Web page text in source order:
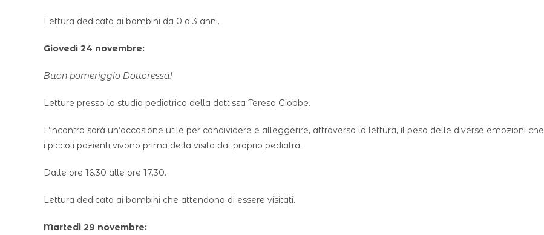
Lettura dedicata ai bambini da 0 a 3 anni.
Giovedì 24 novembre:
Buon pomeriggio Dottoressa!
Letture presso lo studio pediatrico della dott.ssa Teresa Giobbe.
L’incontro sarà un’occasione utile per condividere e alleggerire, attraverso la lettura, il peso delle diverse emozioni che
i piccoli pazienti vivono prima della visita dal proprio pediatra.
Dalle ore 16.30 alle ore 17.30.
Lettura dedicata ai bambini che attendono di essere visitati.
Martedì 29 novembre: